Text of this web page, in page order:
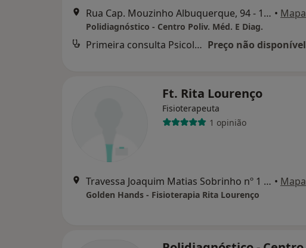
Rua Cap. Mouzinho Albuquerque, 94 - 1º, Leiria • Mapa
Polidiagnóstico - Centro Poliv. Méd. E Diag.
Primeira consulta Psicologia Preço não disponível
Ft. Rita Lourenço
Fisioterapeuta
1 opinião
Travessa Joaquim Matias Sobrinho nº 1 Loja D, Marinha Grande • Mapa
Golden Hands - Fisioterapia Rita Lourenço